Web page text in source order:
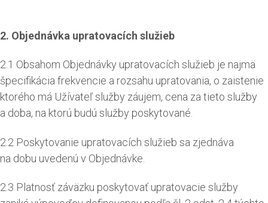
2. Objednávka upratovacích služieb
2.1 Obsahom Objednávky upratovacích služieb je najmä
špecifikácia frekvencie a rozsahu upratovania, o zaistenie
ktorého má Užívateľ služby záujem, cena za tieto služby
a doba, na ktorú budú služby poskytované.
2.2 Poskytovanie upratovacích služieb sa zjednáva
na dobu uvedenú v Objednávke.
2.3 Platnosť záväzku poskytovať upratovacie služby